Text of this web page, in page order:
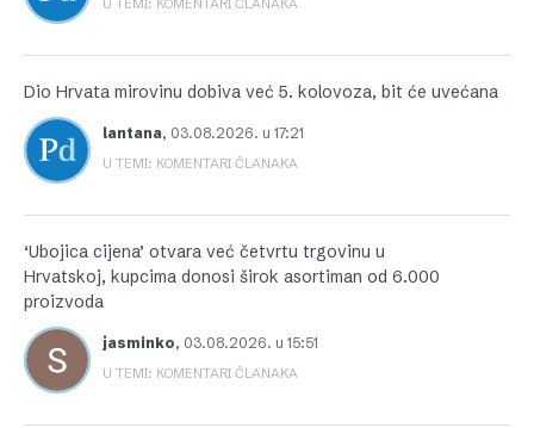
U TEMI: KOMENTARI ČLANAKA
Dio Hrvata mirovinu dobiva već 5. kolovoza, bit će uvećana
lantana, 03.08.2026. u 17:21
U TEMI: KOMENTARI ČLANAKA
‘Ubojica cijena’ otvara već četvrtu trgovinu u
Hrvatskoj, kupcima donosi širok asortiman od 6.000
proizvoda
jasminko, 03.08.2026. u 15:51
U TEMI: KOMENTARI ČLANAKA